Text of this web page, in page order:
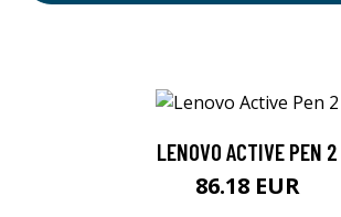
LENOVO ACTIVE PEN 2
86.18 EUR